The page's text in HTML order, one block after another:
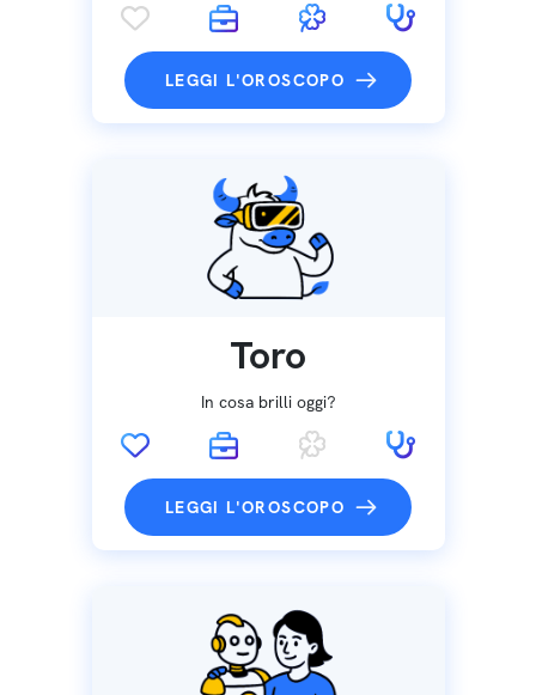
LEGGI L'OROSCOPO
Toro
In cosa brilli oggi?
LEGGI L'OROSCOPO